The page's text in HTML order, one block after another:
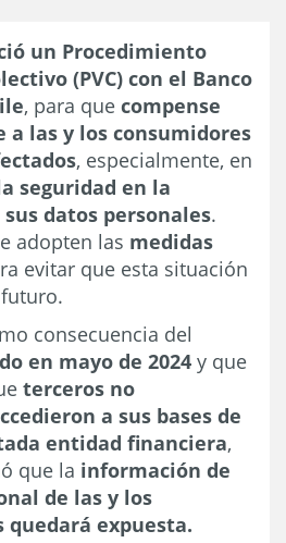
un Procedimiento
(PVC) con el Banco
, para que compense
a las y los consumidores
, especialmente, en
seguridad en la
datos personales.
adopten las medidas
evitar que esta situación
consecuencia del
en mayo de 2024 y que
terceros no
a sus bases de
entidad financiera,
que la información de
de las y los
quedará expuesta.